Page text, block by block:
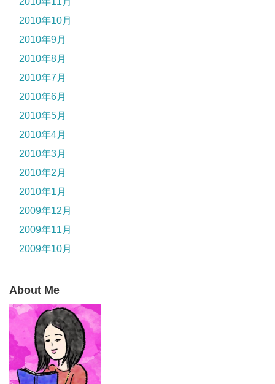
2010年10月
2010年9月
2010年8月
2010年7月
2010年6月
2010年5月
2010年4月
2010年3月
2010年2月
2010年1月
2009年12月
2009年11月
2009年10月
About Me